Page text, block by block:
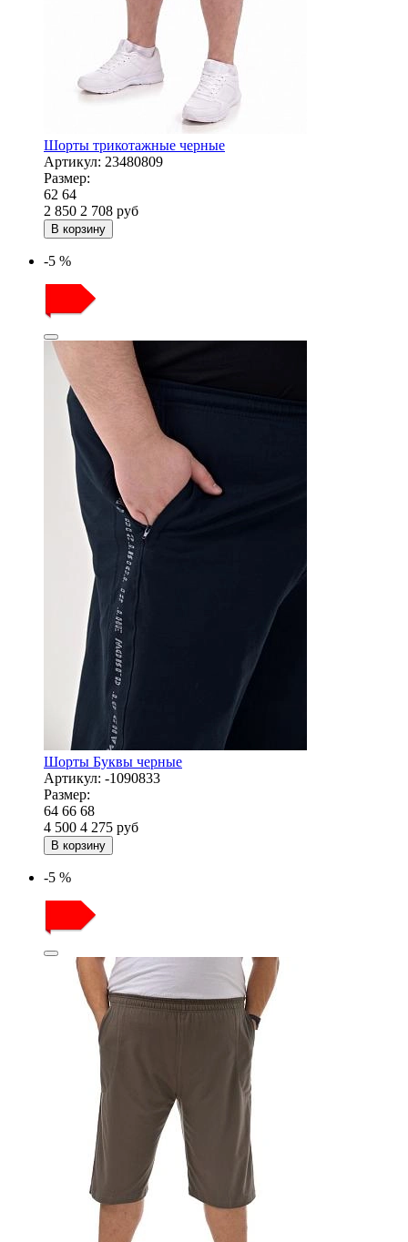
Шорты трикотажные черные
Артикул: 23480809
Размер:
62 64
2 850 2 708 руб
В корзину
-5 %
Шорты Буквы черные
Артикул: -1090833
Размер:
64 66 68
4 500 4 275 руб
В корзину
-5 %